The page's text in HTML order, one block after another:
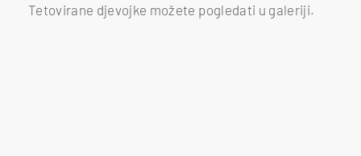
Tetovirane djevojke možete pogledati u galeriji.